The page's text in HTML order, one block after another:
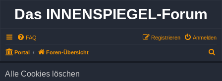
Das INNENSPIEGEL-Forum
FAQ Anmelden
Registrieren
Portal Foren-Übersicht
Alle Cookies löschen